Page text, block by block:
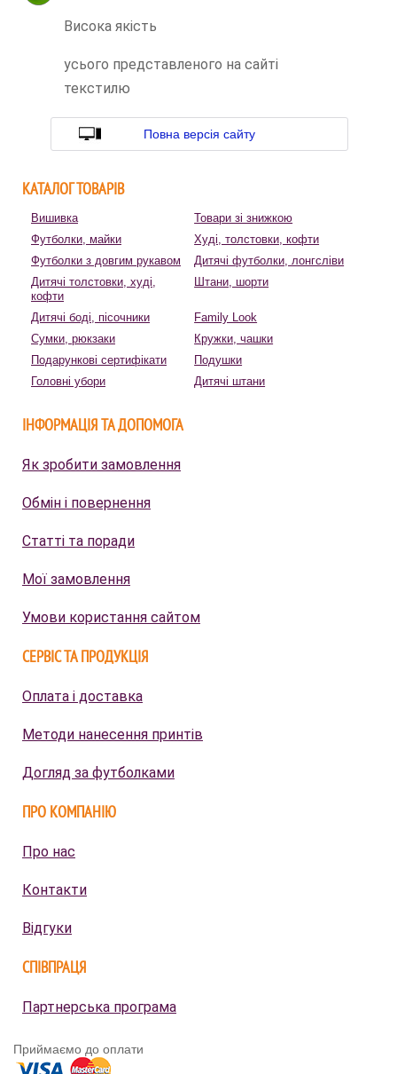
Висока якість
усього представленого на сайті
текстилю
Повна версія сайту
КАТАЛОГ ТОВАРІВ
Вишивка
Товари зі знижкою
Футболки, майки
Худі, толстовки, кофти
Футболки з довгим рукавом
Дитячі футболки, лонгсліви
Дитячі толстовки, худі,
кофти
Штани, шорти
Дитячі боді, пісочники
Family Look
Сумки, рюкзаки
Кружки, чашки
Подарункові сертифікати
Подушки
Головні убори
Дитячі штани
ІНФОРМАЦІЯ ТА ДОПОМОГА
Як зробити замовлення
Обмін і повернення
Статті та поради
Мої замовлення
Умови користання сайтом
СЕРВІС ТА ПРОДУКЦІЯ
Оплата і доставка
Методи нанесення принтів
Догляд за футболками
ПРО КОМПАНІЮ
Про нас
Контакти
Відгуки
СПІВПРАЦЯ
Партнерська програма
Приймаємо до оплати